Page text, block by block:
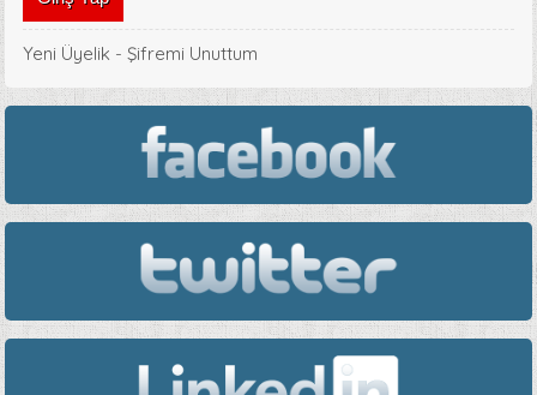
Yeni Üyelik -Şifremi Unuttum